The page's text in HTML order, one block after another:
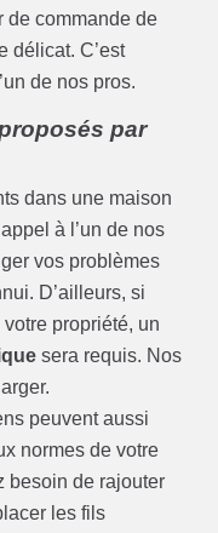
de commande de
délicat. C’est
de nos pros.
par
dans une maison
à l’un de nos
vos problèmes
D’ailleurs, si
propriété, un
sera requis. Nos
peuvent aussi
normes de votre
besoin de rajouter
les fils